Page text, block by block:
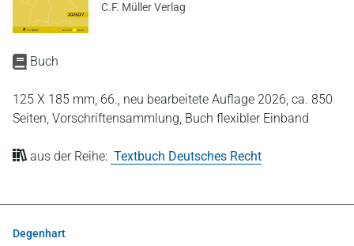
Buch
125 X 185 mm, 66., neu bearbeitete Auflage 2026, ca. 850
Seiten, Vorschriftensammlung, Buch flexibler Einband
aus der Reihe: Textbuch Deutsches Recht
C.F. Müller Verlag
Degenhart